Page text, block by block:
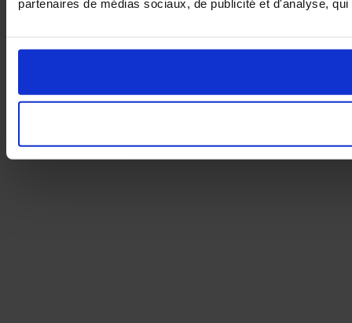
partenaires de médias sociaux, de publicité et d'analyse,